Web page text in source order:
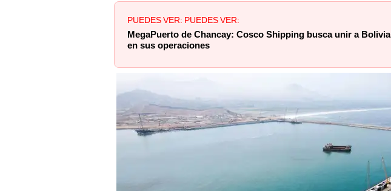
PUEDES VER: PUEDES VER:
MegaPuerto de Chancay: Cosco Shipping busca unir a Bolivia
en sus operaciones